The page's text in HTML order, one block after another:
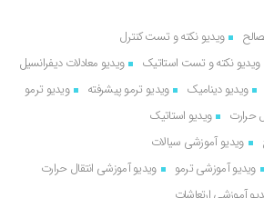
ویدیو نکته و تست کنترل
ویدیو نکته و تست استاتیک
ویدیو معادلات دیفرانسیل
ویدیو دینامیک ویدیو ترمو پیشرفته
ویدیو ترمو
حرارت
ویدیو استاتیک
ویدیو آموزشی سیالات
ویدیو آموزشی ترمو
ویدیو آموزشی انتقال حرارت